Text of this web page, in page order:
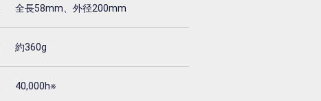
全長58mm、外径200mm
約360g
40,000h※